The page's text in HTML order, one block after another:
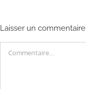
Laisser un commentaire